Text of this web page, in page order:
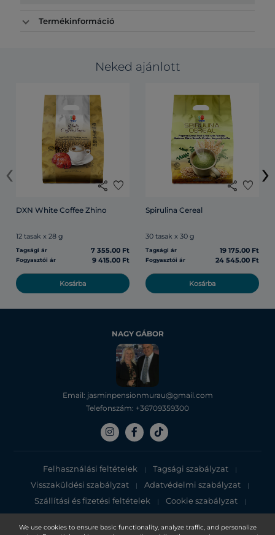
We use cookies to ensure basic functionality, analyze traffic, and personalize
Termékinformáció
Neked ajánlott
share favorite
DXN White Coffee Zhino
12 tasak x 28 g
Tagsági ár 7 355.00 Ft
Fogyasztói ár 9 415.00 Ft
Kosárba
share favorite
Spirulina Cereal
30 tasak x 30 g
Tagsági ár 19 175.00 Ft
Fogyasztói ár 24 545.00 Ft
Kosárba
‹ ›
NAGY GÁBOR
Email: jasminpensionmurau@gmail.com
Telefonszám: +36709359300
Felhasználási feltételek | Tagsági szabályzat |
Visszaküldési szabályzat | Adatvédelmi szabályzat |
Szállítási és fizetési feltételek | Cookie szabályzat |
Adatvédelmi tájékoztató